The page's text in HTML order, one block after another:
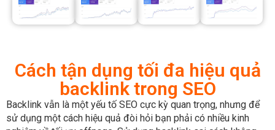
Backlink vẫn là một yếu tố SEO cực kỳ quan trọng, nhưng để
sử dụng một cách hiệu quả đòi hỏi bạn phải có nhiều kinh
nghiệm về tối ưu offpage. Sử dụng backlink sai cách không
chỉ không mang lại lợi ích, mà còn có thể gây hại cho website
của bạn.